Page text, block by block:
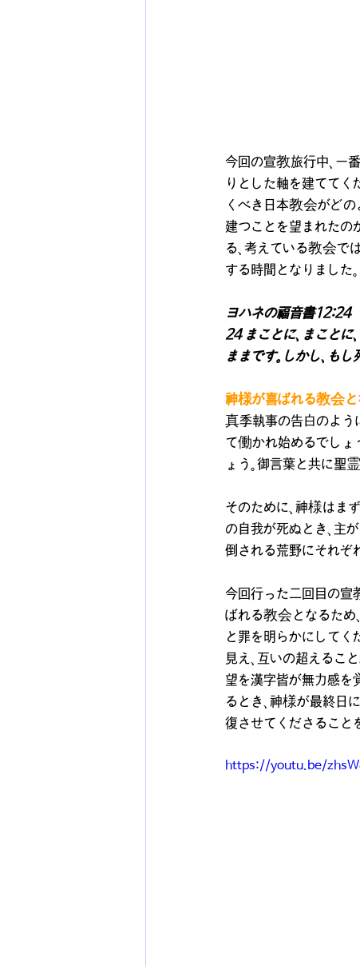
今回の宣教旅行中、一
りとした軸を建ててく
くべき日本教会がどの
建つことを望まれたの
る、考えている教会で
する時間となりました。
ヨハネの福音書12:24
24 まことに、まことに
ままです。しかし、も
神様が喜ばれる教会と
真季執事の告白のよう
て働かれ始めるでしょ
ょう。御言葉と共に聖
そのために、神様はま
の自我が死ぬとき、主
倒される荒野にそれぞ
今回行った二回目の宣
ばれる教会となるため
と罪を明らかにしてく
見え、互いの超えるこ
望を漢字皆が無力感を
るとき、神様が最終日
復させてくださること
https://youtu.be/